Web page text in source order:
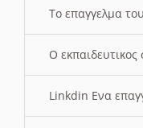
Το επαγγελμα
Ο
Linkdin Ενα